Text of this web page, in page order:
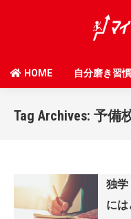
HOME 自分磨き習慣
Tag Archives: 予備
独学
に